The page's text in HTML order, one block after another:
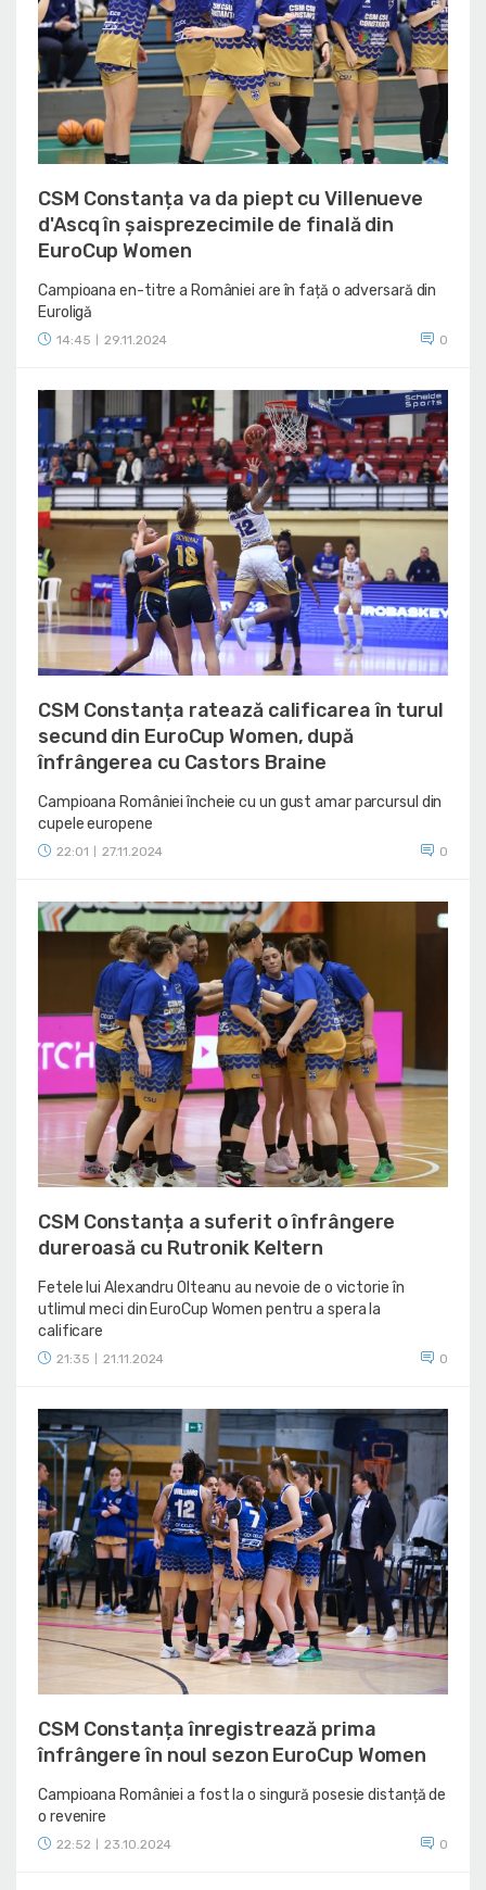
CSM Constanța va da piept cu Villenueve
d'Ascq în șaisprezecimile de finală din
EuroCup Women
Campioana en-titre a României are în față o adversară din
Euroligă
14:45 29.11.2024 0
CSM Constanța ratează calificarea în turul
secund din EuroCup Women, după
înfrângerea cu Castors Braine
Campioana României încheie cu un gust amar parcursul din
cupele europene
22:01 27.11.2024 0
CSM Constanța a suferit o înfrângere
dureroasă cu Rutronik Keltern
Fetele lui Alexandru Olteanu au nevoie de o victorie în
utlimul meci din EuroCup Women pentru a spera la
calificare
21:35 21.11.2024 0
CSM Constanța înregistrează prima
înfrângere în noul sezon EuroCup Women
Campioana României a fost la o singură posesie distanță de
o revenire
22:52 23.10.2024 0